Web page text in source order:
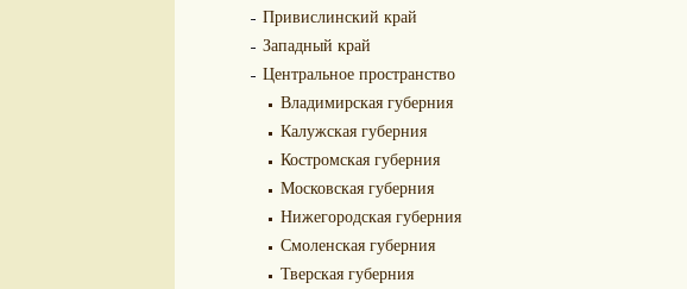
Привислинский край
Западный край
Центральное пространство
Владимирская губерния
Калужская губерния
Костромская губерния
Московская губерния
Нижегородская губерния
Смоленская губерния
Тверская губерния